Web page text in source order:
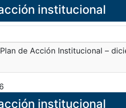
institucional
de Acción Institucional –
institucional